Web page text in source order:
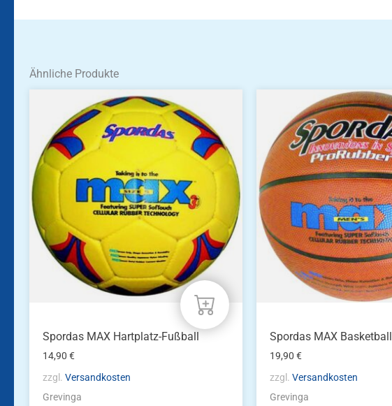
Ähnliche Produkte
Spordas MAX Hartplatz-Fußball
14,90€
zzgl.Versandkosten
Grevinga
Spordas MAX Basketball
19,90€
zzgl.Versandkosten
Grevinga